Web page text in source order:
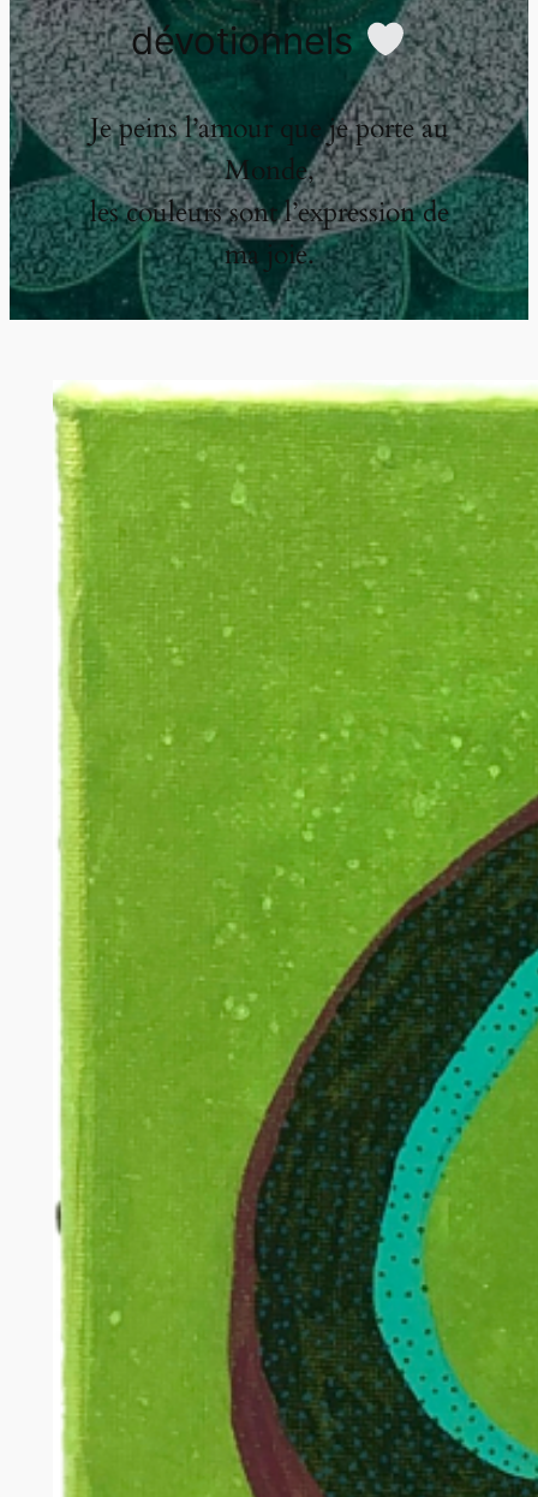
dévotionnels
Je peins l’amour que je porte au
Monde,
les couleurs sont l’expression de
ma joie.